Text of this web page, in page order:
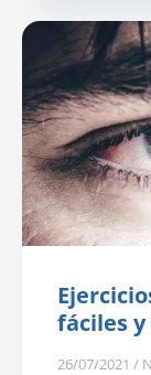
fáciles
26/07/2021